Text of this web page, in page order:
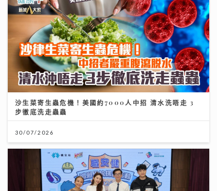
沙生菜寄生蟲危機！美國約7000人中招 清水洗唔走 3
步徹底洗走蟲蟲
30/07/2026